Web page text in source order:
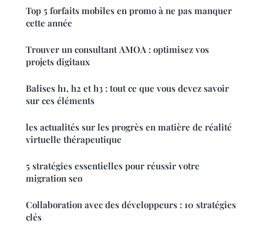
Top 5 forfaits mobiles en promo à ne pas manquer
cette année
Trouver un consultant AMOA : optimisez vos
projets digitaux
Balises h1, h2 et h3 : tout ce que vous devez savoir
sur ces éléments
les actualités sur les progrès en matière de réalité
virtuelle thérapeutique
5 stratégies essentielles pour réussir votre
migration seo
Collaboration avec des développeurs : 10 stratégies
clés